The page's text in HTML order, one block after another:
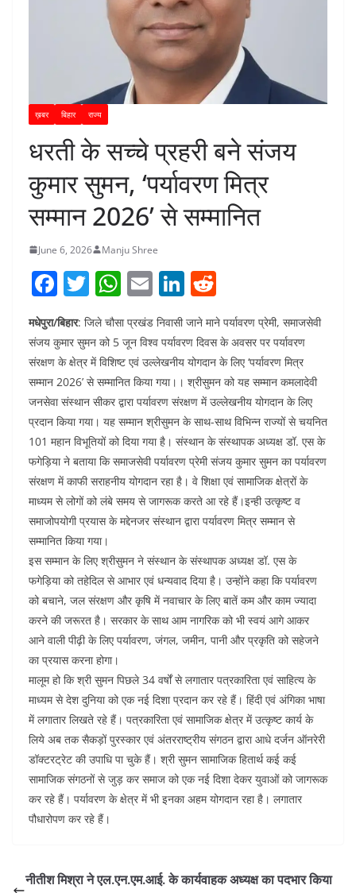
ख़बर बिहार राज्य
धरती के सच्चे प्रहरी बने संजय
कुमार सुमन, ‘पर्यावरण मित्र
सम्मान 2026’ से सम्मानित
June 6, 2026 Manju Shree
F
a
c
e
b
o
o
k
T
w
itt
er
W
at
s
A
p
p
E
m
ai
l
Li
n
k
e
dI
n
e
d
di
t
मधेपुरा/बिहार: जिले चौसा प्रखंड निवासी जाने माने पर्यावरण प्रेमी, समाजसेवी
संजय कुमार सुमन को 5 जून विश्व पर्यावरण दिवस के अवसर पर पर्यावरण
संरक्षण के क्षेत्र में विशिष्ट एवं उल्लेखनीय योगदान के लिए ‘पर्यावरण मित्र
सम्मान 2026’ से सम्मानित किया गया।। श्रीसुमन को यह सम्मान कमलादेवी
जनसेवा संस्थान सीकर द्वारा पर्यावरण संरक्षण में उल्लेखनीय योगदान के लिए
प्रदान किया गया। यह सम्मान श्रीसुमन के साथ-साथ विभिन्न राज्यों से चयनित
101 महान विभूतियों को दिया गया है। संस्थान के संस्थापक अध्यक्ष डॉ. एस के
फगेड़िया ने बताया कि समाजसेवी पर्यावरण प्रेमी संजय कुमार सुमन का पर्यावरण
संरक्षण में काफी सराहनीय योगदान रहा है। वे शिक्षा एवं सामाजिक क्षेत्रों के
माध्यम से लोगों को लंबे समय से जागरूक करते आ रहे हैं।इन्ही उत्कृष्ट व
समाजोपयोगी प्रयास के मद्देनजर संस्थान द्वारा पर्यावरण मित्र सम्मान से
सम्मानित किया गया।
इस सम्मान के लिए श्रीसुमन ने संस्थान के संस्थापक अध्यक्ष डॉ. एस के
फगेड़िया को तहेदिल से आभार एवं धन्यवाद दिया है। उन्होंने कहा कि पर्यावरण
को बचाने, जल संरक्षण और कृषि में नवाचार के लिए बातें कम और काम ज्यादा
करने की जरूरत है। सरकार के साथ आम नागरिक को भी स्वयं आगे आकर
आने वाली पीढ़ी के लिए पर्यावरण, जंगल, जमीन, पानी और प्रकृति को सहेजने
का प्रयास करना होगा।
मालूम हो कि श्री सुमन पिछले 34 वर्षों से लगातार पत्रकारिता एवं साहित्य के
माध्यम से देश दुनिया को एक नई दिशा प्रदान कर रहे हैं। हिंदी एवं अंगिका भाषा
में लगातार लिखते रहे हैं। पत्रकारिता एवं सामाजिक क्षेत्र में उत्कृष्ट कार्य के
लिये अब तक सैकड़ों पुरस्कार एवं अंतरराष्ट्रीय संगठन द्वारा आधे दर्जन ऑनरेरी
डॉक्टरट्रेट की उपाधि पा चुके हैं। श्री सुमन सामाजिक हितार्थ कई कई
सामाजिक संगठनों से जुड़ कर समाज को एक नई दिशा देकर युवाओं को जागरूक
कर रहे हैं। पर्यावरण के क्षेत्र में भी इनका अहम योगदान रहा है। लगातार
पौधारोपण कर रहे हैं।
नीतीश मिश्रा ने एल.एन.एम.आई. के कार्यवाहक अध्यक्ष का पदभार किया